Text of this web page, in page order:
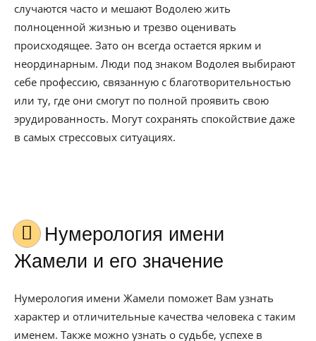
случаются часто и мешают Водолею жить
полноценной жизнью и трезво оценивать
происходящее. Зато он всегда остается ярким и
неординарным. Люди под знаком Водолея выбирают
себе профессию, связанную с благотворительностью
или ту, где они смогут по полной проявить свою
эрудированность. Могут сохранять спокойствие даже
в самых стрессовых ситуациях.
Нумерология имени
Жамели и его значение
Нумерология имени Жамели поможет Вам узнать
характер и отличительные качества человека с таким
именем. Также можно узнать о судьбе, успехе в